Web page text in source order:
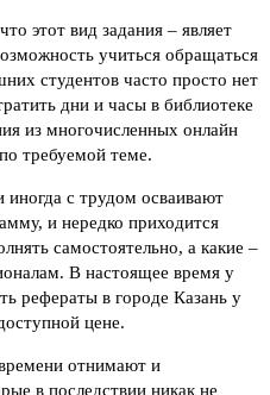
этот вид задания – являет
учиться обращаться
студентов часто просто нет
дни и часы в библиотеке
из многочисленных онлайн
требуемой теме.
с трудом осваивают
и нередко приходится
самостоятельно, а какие –
В настоящее время у
рефераты в городе Казань у
цене.
отнимают и
в последствии никак не